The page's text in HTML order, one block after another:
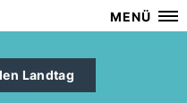
MENÜ
Landtag